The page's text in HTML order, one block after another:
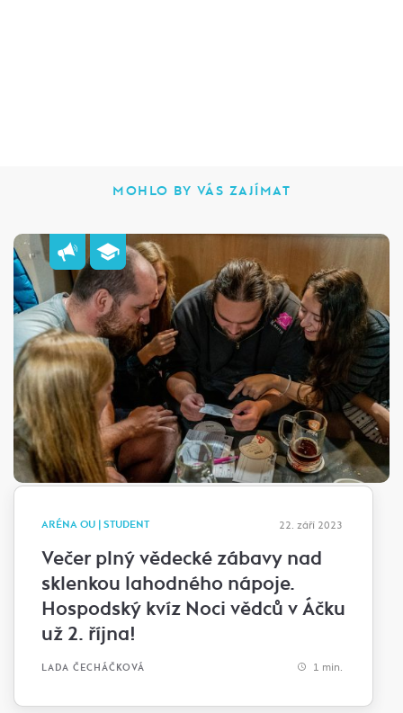
MOHLO BY VÁS ZAJÍMAT
ARÉNA OU | STUDENT 22. září 2023
Večer plný vědecké zábavy nad
sklenkou lahodného nápoje.
Hospodský kvíz Noci vědců v Áčku
už 2. října!
LADA ČECHÁČKOVÁ 1 min.